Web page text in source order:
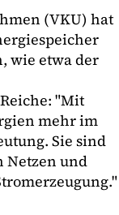
(VKU) hat
wie etwa der
"Mit
mehr im
Sie sind
Netzen und